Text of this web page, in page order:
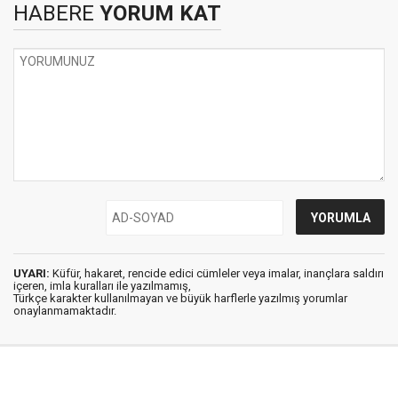
HABERE YORUM KAT
UYARI: Küfür, hakaret, rencide edici cümleler veya imalar, inançlara saldırı
içeren, imla kuralları ile yazılmamış,
Türkçe karakter kullanılmayan ve büyük harflerle yazılmış yorumlar
onaylanmamaktadır.